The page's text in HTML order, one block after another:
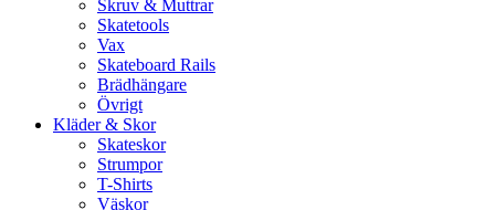
Skruv & Muttrar
Skatetools
Vax
Skateboard Rails
Brädhängare
Övrigt
Kläder & Skor
Skateskor
Strumpor
T-Shirts
Väskor